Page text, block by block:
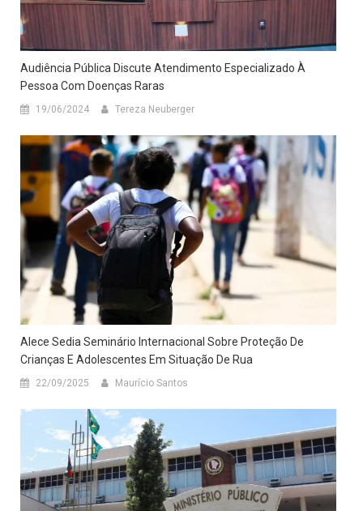
Audiência Pública Discute Atendimento Especializado À
Pessoa Com Doenças Raras
19/06/2024 Tereza Neuberger
Alece Sedia Seminário Internacional Sobre Proteção De
Crianças E Adolescentes Em Situação De Rua
22/09/2025 Maurício Santos